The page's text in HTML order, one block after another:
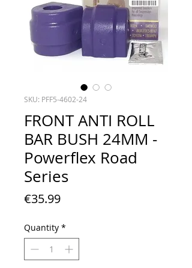
SKU: PFF5-4602-24
FRONT ANTI ROLL
BAR BUSH 24MM -
Powerflex Road
Series
€35.99Price
Quantity *